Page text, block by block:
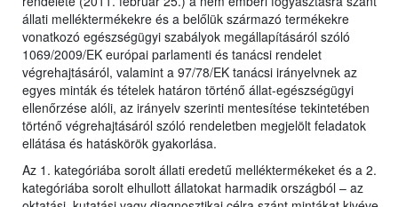
állati melléktermékekre és a belőlük származó termékekre
vonatkozó egészségügyi szabályok megállapításáról szóló
1069/2009/EK európai parlamenti és tanácsi rendelet
végrehajtásáról, valamint a 97/78/EK tanácsi irányelvnek az
egyes minták és tételek határon történő állat-egészségügyi
ellenőrzése alóli, az irányelv szerinti mentesítése tekintetében
történő végrehajtásáról szóló rendeletben megjelölt feladatok
ellátása és hatáskörök gyakorlása.
Az 1. kategóriába sorolt állati eredetű melléktermékeket és a 2.
kategóriába sorolt elhullott állatokat harmadik országból – az